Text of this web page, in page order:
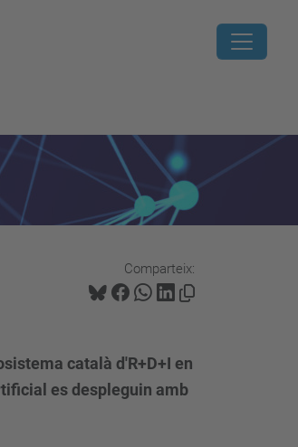
Comparteix:
català d'R+D+I en
es despleguin amb